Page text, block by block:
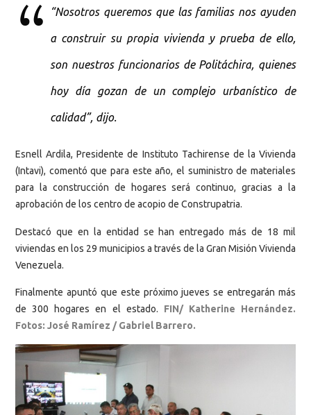
“Nosotros queremos que las familias nos ayuden
a construir su propia vivienda y prueba de ello,
son nuestros funcionarios de Politáchira, quienes
hoy día gozan de un complejo urbanístico de
calidad”, dijo.
Esnell Ardila, Presidente de Instituto Tachirense de la Vivienda
(Intavi), comentó que para este año, el suministro de materiales
para la construcción de hogares será continuo, gracias a la
aprobación de los centro de acopio de Construpatria.
Destacó que en la entidad se han entregado más de 18 mil
viviendas en los 29 municipios a través de la Gran Misión Vivienda
Venezuela.
Finalmente apuntó que este próximo jueves se entregarán más
de 300 hogares en el estado. FIN/ Katherine Hernández.
Fotos: José Ramírez / Gabriel Barrero.